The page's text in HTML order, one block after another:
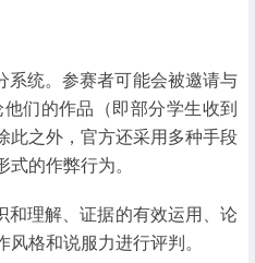
系统。参赛者可能会被邀请与
们的作品（即部分学生收到
此之外，官方还采用多种手段
的作弊行为。
和理解、证据的有效运用、论
格和说服力进行评判。